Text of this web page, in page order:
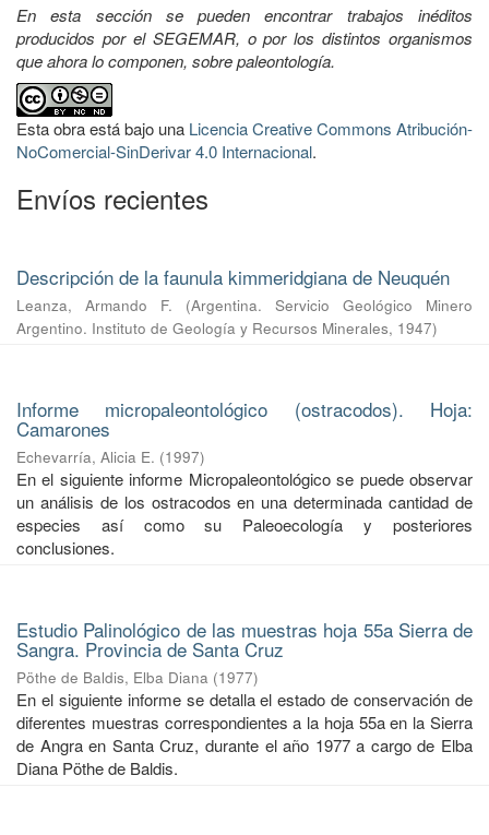
En esta sección se pueden encontrar trabajos inéditos
producidos por el SEGEMAR, o por los distintos organismos
que ahora lo componen, sobre paleontología.
Esta obra está bajo una Licencia Creative Commons Atribución-
NoComercial-SinDerivar 4.0 Internacional.
Envíos recientes
Descripción de la faunula kimmeridgiana de Neuquén
Leanza, Armando F. (Argentina. Servicio Geológico Minero
Argentino. Instituto de Geología y Recursos Minerales, 1947)
Informe micropaleontológico (ostracodos). Hoja:
Camarones
Echevarría, Alicia E. (1997)
En el siguiente informe Micropaleontológico se puede observar
un análisis de los ostracodos en una determinada cantidad de
especies así como su Paleoecología y posteriores
conclusiones.
Estudio Palinológico de las muestras hoja 55a Sierra de
Sangra. Provincia de Santa Cruz
Pöthe de Baldis, Elba Diana (1977)
En el siguiente informe se detalla el estado de conservación de
diferentes muestras correspondientes a la hoja 55a en la Sierra
de Angra en Santa Cruz, durante el año 1977 a cargo de Elba
Diana Pöthe de Baldis.